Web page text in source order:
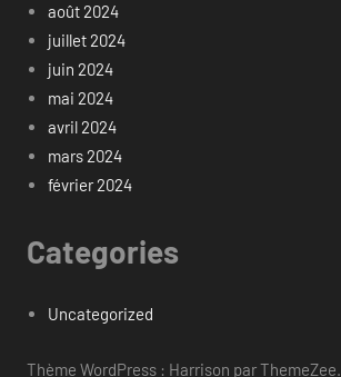
août 2024
juillet 2024
juin 2024
mai 2024
avril 2024
mars 2024
février 2024
Categories
Uncategorized
Thème WordPress : Harrison par ThemeZee.